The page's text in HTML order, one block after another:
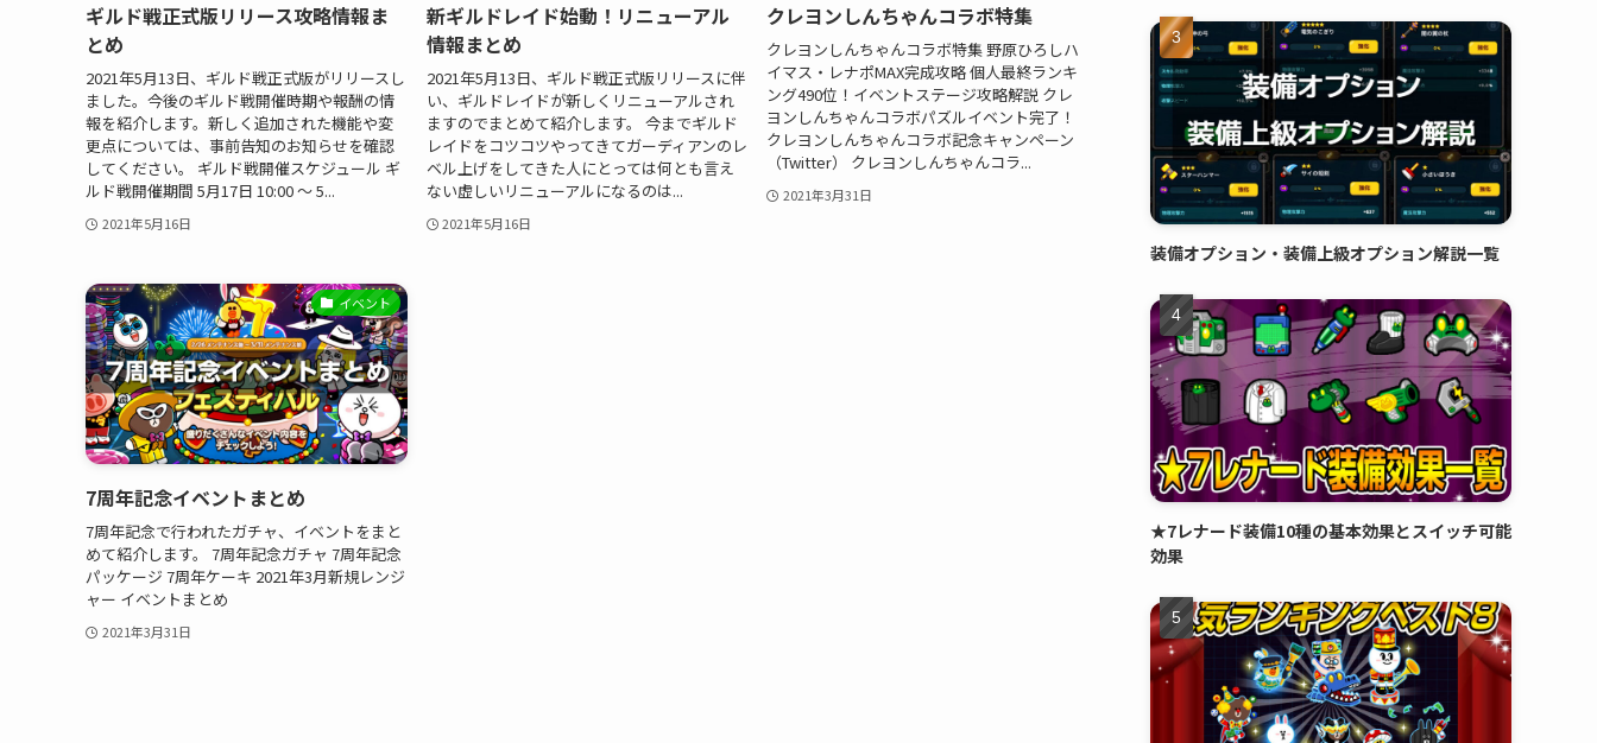
ギルド戦正式版リリース攻略情報ま
とめ
2021年5月13日、ギルド戦正式版がリリースし
ました。今後のギルド戦開催時期や報酬の情
報を紹介します。新しく追加された機能や変
更点については、事前告知のお知らせを確認
してください。 ギルド戦開催スケジュール ギ
ルド戦開催期間 5月17日 10:00 ～ 5...
2021年5月16日
新ギルドレイド始動！リニューアル
情報まとめ
2021年5月13日、ギルド戦正式版リリースに伴
い、ギルドレイドが新しくリニューアルされ
ますのでまとめて紹介します。 今までギルド
レイドをコツコツやってきてガーディアンのレ
ベル上げをしてきた人にとっては何とも言え
ない虚しいリニューアルになるのは...
2021年5月16日
クレヨンしんちゃんコラボ特集
クレヨンしんちゃんコラボ特集 野原ひろしハ
イマス・レナポMAX完成攻略 個人最終ランキ
ング490位！イベントステージ攻略解説 クレ
ヨンしんちゃんコラボパズルイベント完了！
クレヨンしんちゃんコラボ記念キャンペーン
（Twitter） クレヨンしんちゃんコラ...
2021年3月31日
イベント
7周年記念イベントまとめ
7周年記念で行われたガチャ、イベントをまと
めて紹介します。 7周年記念ガチャ 7周年記念
パッケージ 7周年ケーキ 2021年3月新規レンジ
ャー イベントまとめ
2021年3月31日
装備オプション・装備上級オプション解説一覧
★7レナード装備10種の基本効果とスイッチ可能
効果